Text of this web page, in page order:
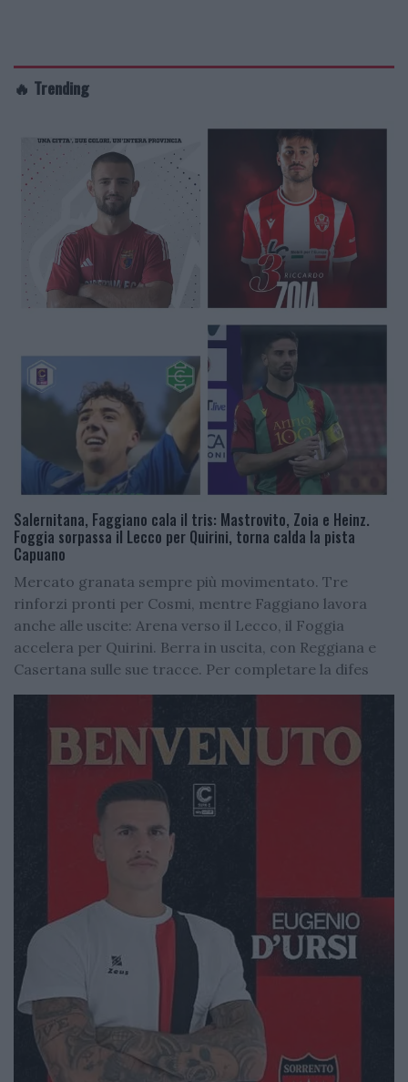
🔥 Trending
Salernitana, Faggiano cala il tris: Mastrovito, Zoia e Heinz.
Foggia sorpassa il Lecco per Quirini, torna calda la pista
Capuano
Mercato granata sempre più movimentato. Tre
rinforzi pronti per Cosmi, mentre Faggiano lavora
anche alle uscite: Arena verso il Lecco, il Foggia
accelera per Quirini. Berra in uscita, con Reggiana e
Casertana sulle sue tracce. Per completare la difes